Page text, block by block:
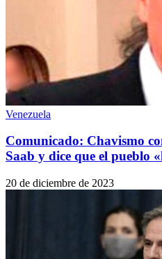
Venezuela
Comunicado: Chavismo
Saab y dice que el pueblo
20 de diciembre de 2023